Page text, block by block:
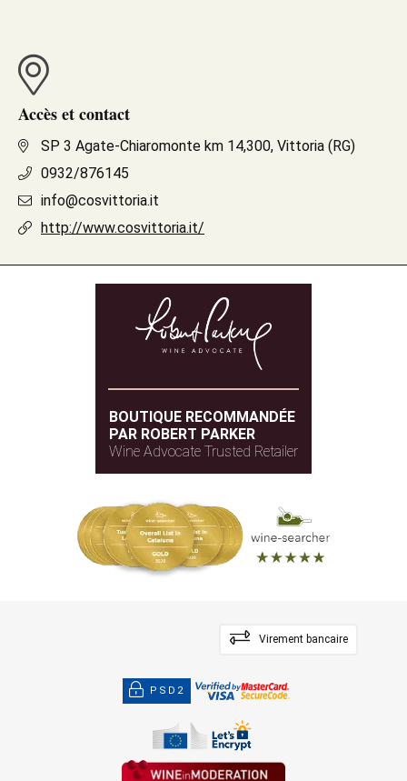
Accès et contact
SP 3 Agate-Chiaromonte km 14,300, Vittoria (RG)
0932/876145
info@cosvittoria.it
http://www.cosvittoria.it/
BOUTIQUE RECOMMANDÉE
PAR ROBERT PARKER
Wine Advocate Trusted Retailer
Virement bancaire
PSD2